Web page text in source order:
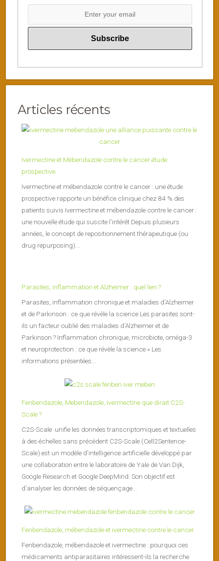
Articles récents
Ivermectine et Mébendazole contre le cancer étude
prospective
Ivermectine et mébendazole contre le cancer : une étude
prospective rapporte un bénéfice clinique chez 84 % des
patients suivis Ivermectine et mébendazole contre le cancer :
une nouvelle étude qui suscite l’intérêt Depuis plusieurs
années, le concept de repositionnement thérapeutique (ou
drug repurposing)...
Parasites, inflammation et Alzheimer : quel lien ?
Parasites, inflammation chronique et maladies d’Alzheimer
et de Parkinson : ce que révèle la science Les parasites sont-
ils un facteur oublié des maladies d’Alzheimer et de
Parkinson ? Inflammation chronique, microbiote, oméga-3
et neuroprotection : ce que révèle la science « Les
informations présentées...
Fenbendazole, Mebendazole, Ivermectine que dirait C2S-
Scale ?
C2S-Scale unifie les données transcriptomiques et textuelles
à des échelles sans précédent C2S-Scale (Cell2Sentence-
Scale) est un modèle d’intelligence artificielle développé par
une collaboration entre le laboratoire de Yale de Van Dijk,
Google Research et Google DeepMind. Son objectif est
d’analyser les données de séquençage...
Fenbendazole, mébendazole et ivermectine contre le cancer
Fenbendazole, mébendazole et ivermectine : pourquoi ces
médicaments antiparasitaires intéressent-ils la recherche